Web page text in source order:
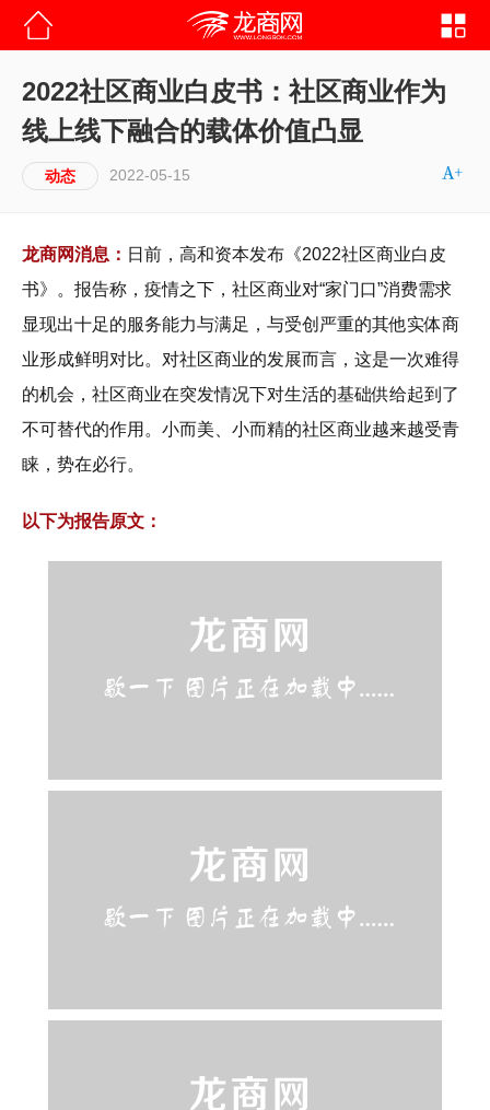
2022社区商业白皮书：社区商业作为
线上线下融合的载体价值凸显
动态 2022-05-15
龙商网消息： 日前，高和资本发布《2022社区商业白皮
书》。报告称，疫情之下，社区商业对“家门口”消费需求
显现出十足的服务能力与满足，与受创严重的其他实体商
业形成鲜明对比。对社区商业的发展而言，这是一次难得
的机会，社区商业在突发情况下对生活的基础供给起到了
不可替代的作用。小而美、小而精的社区商业越来越受青
睐，势在必行。
以下为报告原文：